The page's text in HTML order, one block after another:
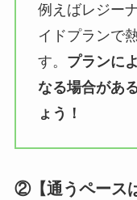
例えばレジー
イドプランで
す。 プランに
なる場合があ
ょう！
②【通うペース